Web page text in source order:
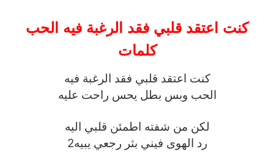
كنت اعتقد قلبي فقد الرغبة فيه الحب
كلمات
كنت اعتقد قلبي فقد الرغبة فيه
الحب وبس بطل يحس راحت عليه
لكن من شفته اطمئن قلبي اليه
رد الهوى فيني بثر رجعي يبيه2